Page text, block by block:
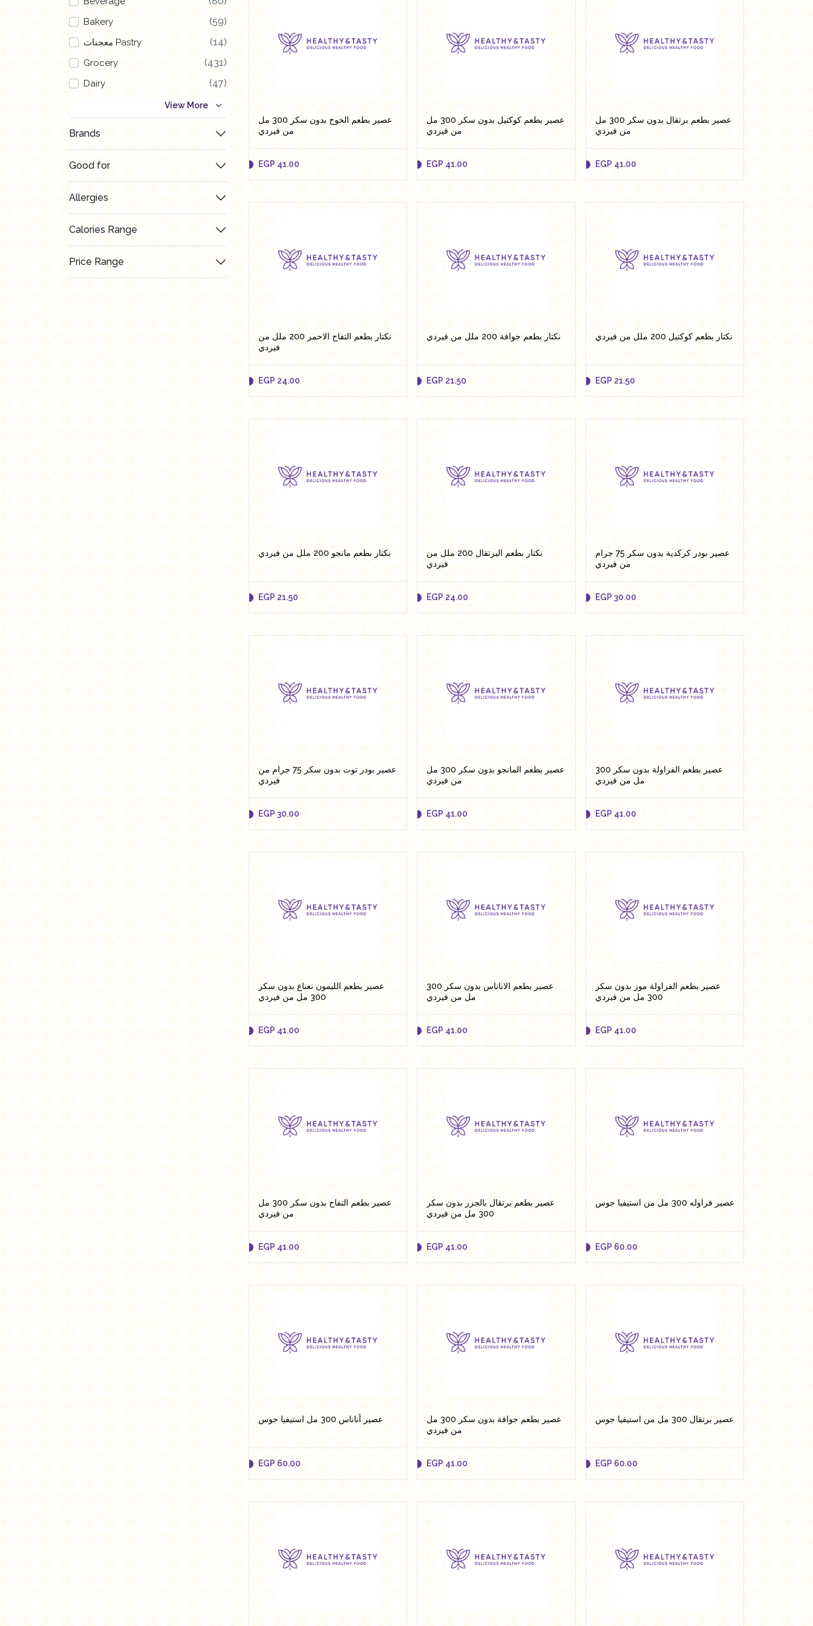
Bakery (59)
معجنات Pastry (14)
Grocery (431)
Dairy (47)
Nutritional Energy Bars (123)
Poultry (56)
العروض Offers (1)
Butchry (120)
رايس كيك Rice cake (10)
View More
Brands
Good for
Allergies
Calories Range
Price Range
عصير بطعم الخوخ بدون سكر 300 مل
من فيردي
EGP 41.00
EGP 41.00
عصير بطعم كوكتيل بدون سكر 300 مل
من فيردي
EGP41.00
EGP 41.00
عصير بطعم برتقال بدون سكر 300 مل
من فيردي
EGP 41.00
EGP 41.00
نكتار بطعم التفاح الاحمر 200 ملل من
فيردي
EGP 24.00
EGP 24.00
نكتار بطعم جوافة 200 ملل من فيردي
EGP 21.50
EGP 21.50
نكتار بطعم كوكتيل 200 ملل من فيردي
EGP 21.50
EGP 21.50
نكتار بطعم مانجو 200 ملل من فيردي
EGP 21.50
EGP 21.50
نكتار بطعم البرتقال 200 ملل من
فيردي
EGP 24.00
EGP 24.00
عصير بودر كركدية بدون سكر 75 جرام
من فيردي
EGP 30.00
EGP 30.00
عصير بودر توت بدون سكر 75 جرام من
فيردي
EGP30.00
EGP 30.00
عصير بطعم المانجو بدون سكر 300 مل
من فيردي
EGP 41.00
EGP 41.00
عصير بطعم الفراولة بدون سكر 300
مل من فيردي
EGP 41.00
EGP 41.00
عصير بطعم الليمون نعناع بدون سكر
300 مل من فيردي
EGP 41.00
EGP 41.00
عصير بطعم الاناناس بدون سكر 300
مل من فيردي
EGP 41.00
EGP 41.00
عصير بطعم الفراولة موز بدون سكر
300 مل من فيردي
EGP 41.00
EGP 41.00
عصير بطعم التفاح بدون سكر 300 مل
من فيردي
EGP 41.00
EGP 41.00
عصير بطعم برتقال بالجزر بدون سكر
300 مل من فيردي
EGP 41.00
EGP 41.00
عصير فراوله 300 مل من استيفيا جوس
EGP60.00
EGP 60.00
عصير أناناس 300 مل استيفيا جوس
EGP 60.00
EGP 60.00
عصير بطعم جوافة بدون سكر 300 مل
من فيردي
EGP41.00
EGP 41.00
عصير برتقال 300 مل من استيفيا جوس
EGP 60.00
EGP 60.00